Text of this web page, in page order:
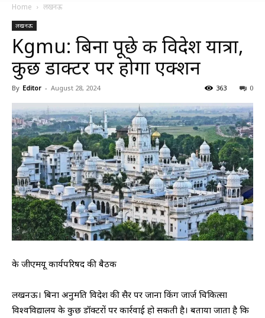
Home लखनऊ
लखनऊ
Kgmu: बिना पूछे की विदेश यात्रा,
कुछ डाक्टर पर होगा एक्शन
By Editor - August 28, 2024 0
363
के जीएमयू कार्यपरिषद की बैठक
लखनऊ। बिना अनुमति विदेश की सैर पर जाना किंग जार्ज चिकित्सा
विश्वविद्यालय के कुछ डॉक्टरों पर कार्रवाई हो सकती है। बताया जाता है कि